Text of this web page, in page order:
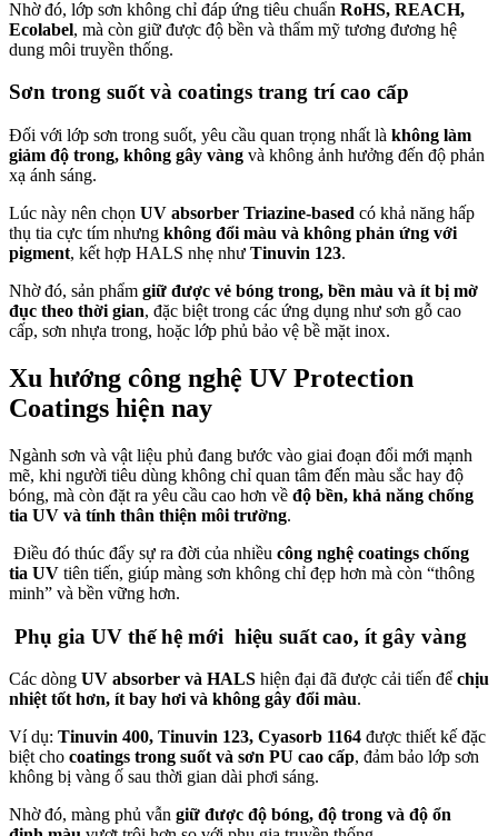
Nhờ đó, lớp sơn không chỉ đáp ứng tiêu chuẩn RoHS, REACH,
Ecolabel, mà còn giữ được độ bền và thẩm mỹ tương đương hệ
dung môi truyền thống.
Sơn trong suốt và coatings trang trí cao cấp
Đối với lớp sơn trong suốt, yêu cầu quan trọng nhất là không làm
giảm độ trong, không gây vàng và không ảnh hưởng đến độ phản
xạ ánh sáng.
Lúc này nên chọn UV absorber Triazine-based có khả năng hấp
thụ tia cực tím nhưng không đổi màu và không phản ứng với
pigment, kết hợp HALS nhẹ như Tinuvin 123.
Nhờ đó, sản phẩm giữ được vẻ bóng trong, bền màu và ít bị mờ
đục theo thời gian, đặc biệt trong các ứng dụng như sơn gỗ cao
cấp, sơn nhựa trong, hoặc lớp phủ bảo vệ bề mặt inox.
Xu hướng công nghệ UV Protection
Coatings hiện nay
Ngành sơn và vật liệu phủ đang bước vào giai đoạn đổi mới mạnh
mẽ, khi người tiêu dùng không chỉ quan tâm đến màu sắc hay độ
bóng, mà còn đặt ra yêu cầu cao hơn về độ bền, khả năng chống
tia UV và tính thân thiện môi trường.
Điều đó thúc đẩy sự ra đời của nhiều công nghệ coatings chống
tia UV tiên tiến, giúp màng sơn không chỉ đẹp hơn mà còn “thông
minh” và bền vững hơn.
Phụ gia UV thế hệ mới hiệu suất cao, ít gây vàng
Các dòng UV absorber và HALS hiện đại đã được cải tiến để chịu
nhiệt tốt hơn, ít bay hơi và không gây đổi màu.
Ví dụ: Tinuvin 400, Tinuvin 123, Cyasorb 1164 được thiết kế đặc
biệt cho coatings trong suốt và sơn PU cao cấp, đảm bảo lớp sơn
không bị vàng ố sau thời gian dài phơi sáng.
Nhờ đó, màng phủ vẫn giữ được độ bóng, độ trong và độ ổn